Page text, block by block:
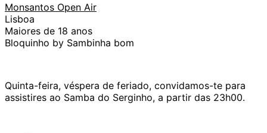
Monsantos Open Air
Lisboa
Maiores de 18 anos
Bloquinho by Sambinha bom
Quinta-feira, véspera de feriado, convidamos-te para
assistires ao Samba do Serginho, a partir das 23h00.